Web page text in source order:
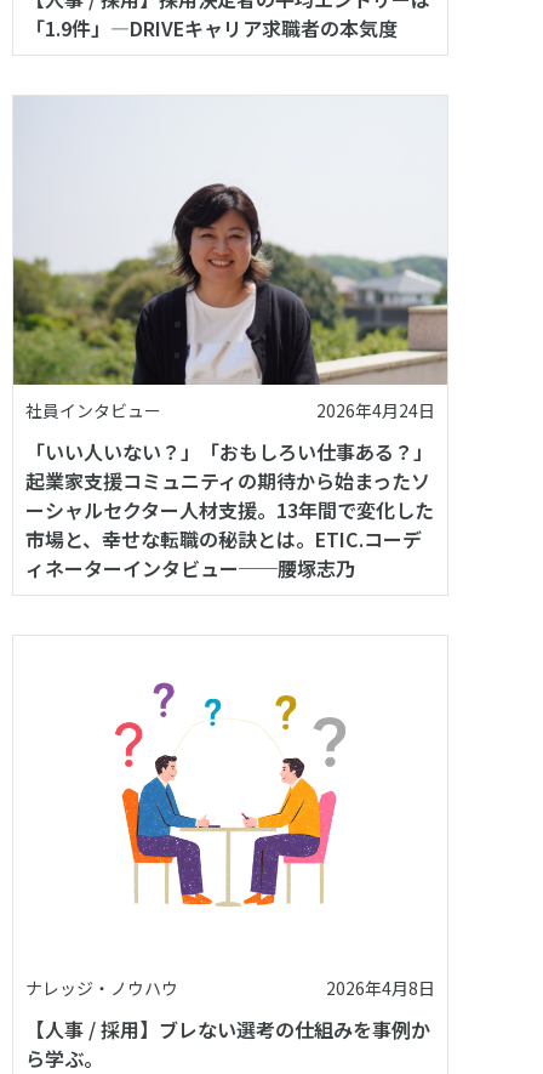
「1.9件」—DRIVEキャリア求職者の本気度
社員インタビュー 2026年4月24日
「いい人いない？」「おもしろい仕事ある？」
起業家支援コミュニティの期待から始まったソ
ーシャルセクター人材支援。13年間で変化した
市場と、幸せな転職の秘訣とは。ETIC.コーデ
ィネーターインタビュー──腰塚志乃
ナレッジ・ノウハウ 2026年4月8日
【人事 / 採用】ブレない選考の仕組みを事例か
ら学ぶ。